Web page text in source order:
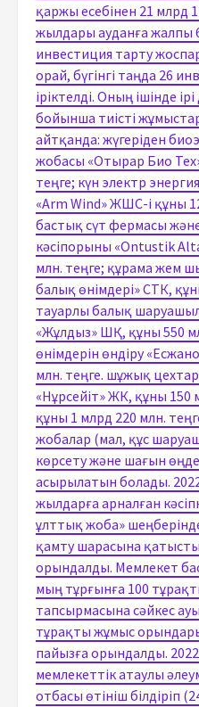
қаржы есебінен 21 млрд
жылдары ауданға жалпы
инвестиция тарту
орай, бүгінгі таңда 26
іріктелді. Оның ішінде
бойынша тиісті
айтқанда: жүгеріден
жобасы «Отырар Био
теңге; күн электр
«Arm Wind» ЖШС-і құны
бастық сүт фермасы
кәсіпорыны «Ontustik
млн. теңге; құрама жем
балық өнімдері» СТК,
тауарлы балық
«Жұлдыз» ШҚ, құны 550
өнімдерін өндіру
млн. теңге. шұжық
«Нұрсейіт» ЖК, құны 150
құны 1 млрд 220 млн.
жобалар (мал, құс
көрсету және шағын
асырылатын болады.
жылдарға арналған
ұлттық жоба»
қамту шарасына
орындалды. Мемлекет
мың тұрғынға 100
тапсырмасына сәйкес
тұрақты жұмыс
пайызға орындалды.
мемлекеттік атаулы
отбасы өтініш білдіріп